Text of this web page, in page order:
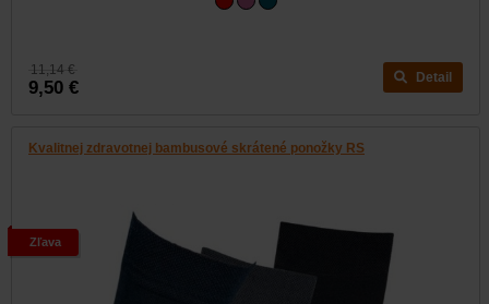
11,14 €
9,50 € Detail
Kvalitnej zdravotnej bambusové skrátené ponožky RS
Zľava